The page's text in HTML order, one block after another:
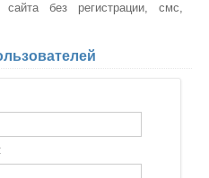
без регистрации, смс,